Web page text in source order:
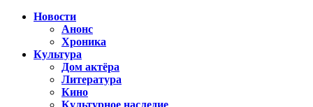
Новости
Анонс
Хроника
Культура
Дом актёра
Литература
Кино